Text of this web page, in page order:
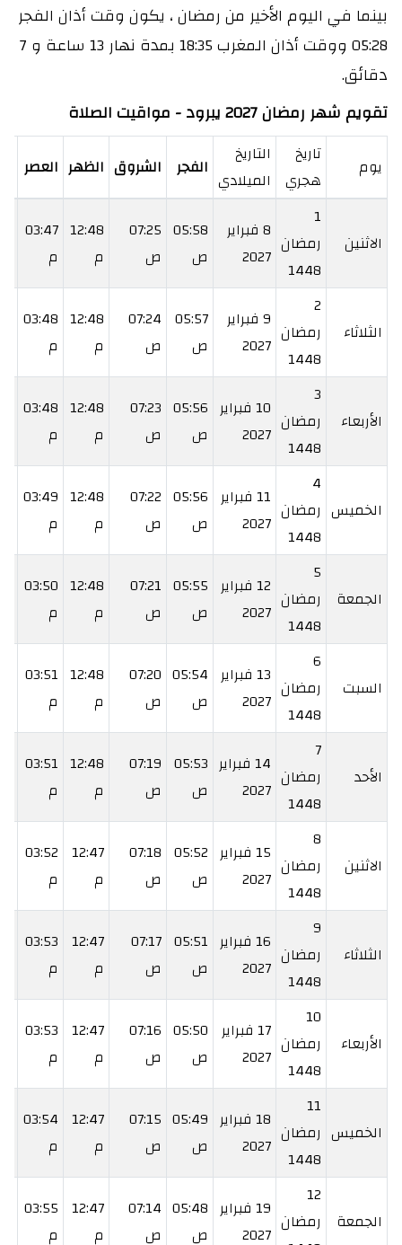
بينما في اليوم الأخير من رمضان ، يكون وقت أذان الفجر
05:28 ووقت أذان المغرب 18:35 بمدة نهار 13 ساعة و 7
دقائق.
تقويم شهر رمضان 2027 يبرود - مواقيت الصلاة
يوم
تاريخ
هجري
التاريخ
الميلادي الفجر الشروق الظهر العصر
الاثنين
1
رمضان
1448
8 فبراير
2027
05:58
ص
07:25
ص
12:48
م
03:47
م
الثلاثاء
2
رمضان
1448
9 فبراير
2027
05:57
ص
07:24
ص
12:48
م
03:48
م
الأربعاء
3
رمضان
1448
10 فبراير
2027
05:56
ص
07:23
ص
12:48
م
03:48
م
الخميس
4
رمضان
1448
11 فبراير
2027
05:56
ص
07:22
ص
12:48
م
03:49
م
الجمعة
5
رمضان
1448
12 فبراير
2027
05:55
ص
07:21
ص
12:48
م
03:50
م
السبت
6
رمضان
1448
13 فبراير
2027
05:54
ص
07:20
ص
12:48
م
03:51
م
الأحد
7
رمضان
1448
14 فبراير
2027
05:53
ص
07:19
ص
12:48
م
03:51
م
الاثنين
8
رمضان
1448
15 فبراير
2027
05:52
ص
07:18
ص
12:47
م
03:52
م
الثلاثاء
9
رمضان
1448
16 فبراير
2027
05:51
ص
07:17
ص
12:47
م
03:53
م
الأربعاء
10
رمضان
1448
17 فبراير
2027
05:50
ص
07:16
ص
12:47
م
03:53
م
الخميس
11
رمضان
1448
18 فبراير
2027
05:49
ص
07:15
ص
12:47
م
03:54
م
الجمعة
12
رمضان
19 فبراير
2027
05:48
ص
07:14
ص
12:47
م
03:55
م